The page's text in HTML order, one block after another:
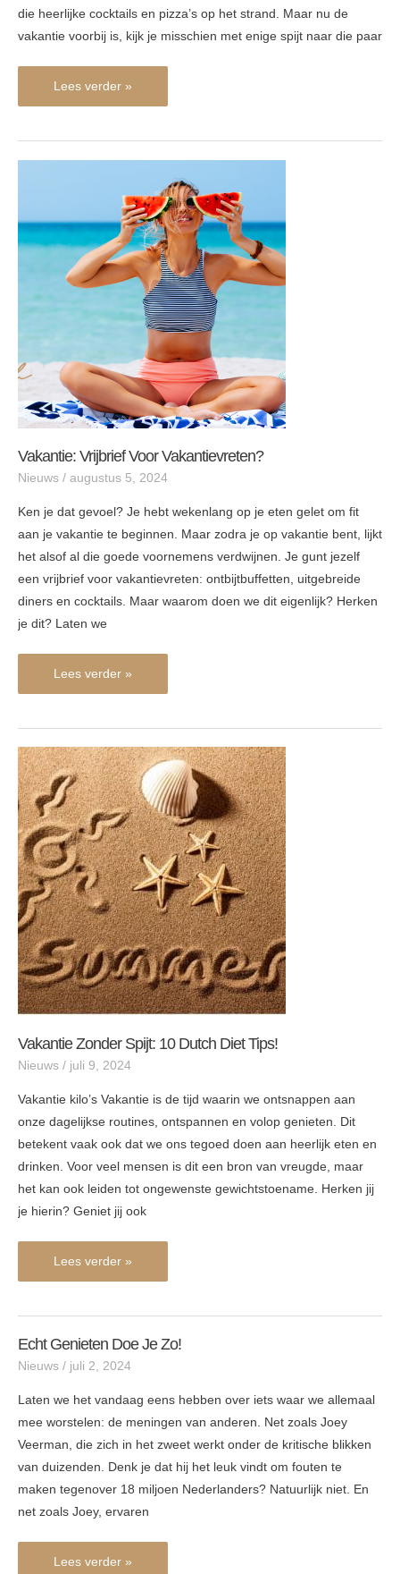
die heerlijke cocktails en pizza’s op het strand. Maar nu de
vakantie voorbij is, kijk je misschien met enige spijt naar die paar
Lees verder »
Vakantie: Vrijbrief Voor Vakantievreten?
Nieuws / augustus 5, 2024
Ken je dat gevoel? Je hebt wekenlang op je eten gelet om fit
aan je vakantie te beginnen. Maar zodra je op vakantie bent, lijkt
het alsof al die goede voornemens verdwijnen. Je gunt jezelf
een vrijbrief voor vakantievreten: ontbijtbuffetten, uitgebreide
diners en cocktails. Maar waarom doen we dit eigenlijk? Herken
je dit? Laten we
vakantievreten?
Lees verder »
Vakantie Zonder Spijt: 10 Dutch Diet Tips!
Nieuws / juli 9, 2024
Vakantie kilo’s Vakantie is de tijd waarin we ontsnappen aan
onze dagelijkse routines, ontspannen en volop genieten. Dit
betekent vaak ook dat we ons tegoed doen aan heerlijk eten en
drinken. Voor veel mensen is dit een bron van vreugde, maar
het kan ook leiden tot ongewenste gewichtstoename. Herken jij
je hierin? Geniet jij ook
Vakantie
zonder
spijt:
10
Dutch
Diet
tips!
Lees verder »
Echt Genieten Doe Je Zo!
Nieuws / juli 2, 2024
Laten we het vandaag eens hebben over iets waar we allemaal
mee worstelen: de meningen van anderen. Net zoals Joey
Veerman, die zich in het zweet werkt onder de kritische blikken
van duizenden. Denk je dat hij het leuk vindt om fouten te
maken tegenover 18 miljoen Nederlanders? Natuurlijk niet. En
net zoals Joey, ervaren
Echt
genieten
Lees verder »